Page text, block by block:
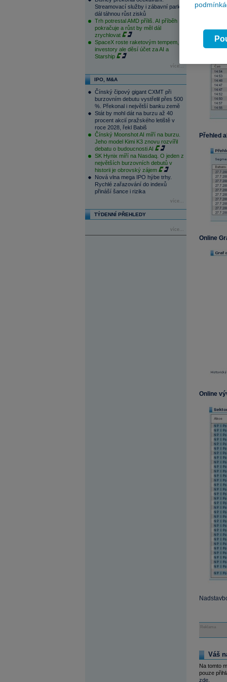
Streamovací služby i zábavní parky
dál táhnou růst zisků
Trh potrestal AMD příliš. AI příběh
pokračuje a růst by měl dál
zrychlovat
SpaceX roste raketovým tempem,
investory ale děsí účet za AI a
Starship
více...
IPO, M&A
Čínský čipový gigant CXMT při
burzovním debutu vystřelil přes 500
%. Překonal i největší banku země
Stát by mohl dát na burzu až 40
procent akcií pražského letiště v
roce 2028, řekl Babiš
Čínský Moonshot AI míří na burzu.
Jeho model Kimi K3 znovu rozvířil
debatu o budoucnosti AI
SK Hynix míří na Nasdaq. O jeden z
největších burzovních debutů v
historii je obrovský zájem
Nová vlna mega IPO hýbe trhy.
Rychlé zařazování do indexů
přináší šance i rizika
více...
TÝDENNÍ PŘEHLEDY
více...
Hloubka
Přehled
Online
Online
Reklama
Váš
Na tomto
pouze
zde.